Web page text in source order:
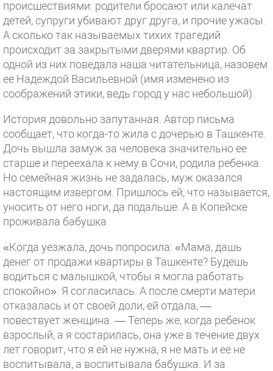
происшествиями: родители бросают или калечат
детей, супруги убивают друг друга, и прочие ужасы.
А сколько так называемых тихих трагедий
происходит за закрытыми дверями квартир. Об
одной из них поведала наша читательница, назовем
ее Надеждой Васильевной (имя изменено из
соображений этики, ведь город у нас небольшой).
История довольно запутанная. Автор письма
сообщает, что когда-то жила с дочерью в Ташкенте.
Дочь вышла замуж за человека значительно ее
старше и переехала к нему в Сочи, родила ребенка.
Но семейная жизнь не задалась, муж оказался
настоящим извергом. Пришлось ей, что называется,
уносить от него ноги, да подальше. А в Копейске
проживала бабушка.
«Когда уезжала, дочь попросила: «Мама, дашь
денег от продажи квартиры в Ташкенте? Будешь
водиться с малышкой, чтобы я могла работать
спокойно». Я согласилась. А после смерти матери
отказалась и от своей доли, ей отдала, —
повествует женщина. — Теперь же, когда ребенок
взрослый, а я состарилась, она уже в течение двух
лет говорит, что я ей не нужна, я не мать и ее не
воспитывала, а воспитывала бабушка. И за